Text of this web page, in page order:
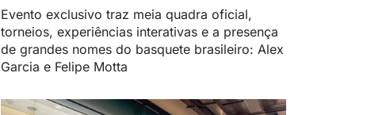
Evento exclusivo traz meia quadra oficial,
torneios, experiências interativas e a presença
de grandes nomes do basquete brasileiro: Alex
Garcia e Felipe Motta